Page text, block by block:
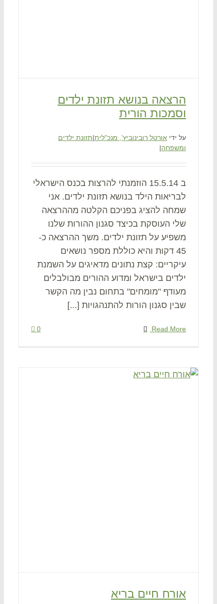
הרצאה בנושא תזונת ילדים
וסמכות הורית
אורטל רובינוביץ', מנכ"לית תזונת ילדים
|
ב 15.5.14 הוזמנתי להרצות בכנס הישראלי
לבריאות הילד בנושא תזונת ילדים. אני
שמחה להציג בפניכם הקלטה מההרצאה
שלי העוסקת בכיצד סגנון ההורות שלנו
משפיע על תזונת ילדים. משך ההרצאה כ-
45 דקות והיא כוללת מספר נושאים
עיקריים: קצת נתונים מדאיגים על השמנת
ילדים בישראל ומדוע ההורים מבולבלים
מעודף "מומחים" בתחום נבין מה הקשר
שבין סגנון הורות להתנהגויות [...]
Read More
אורח חיים בריא